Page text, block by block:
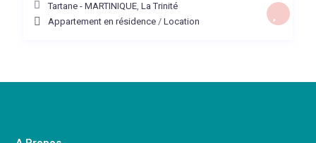
Tartane - MARTINIQUE, La Trinité
Appartement en résidence / Location